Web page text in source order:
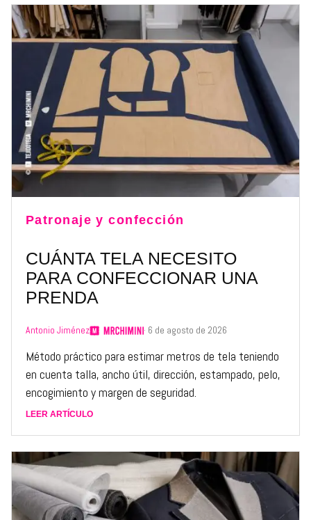
Patronaje y confección
CUÁNTA TELA NECESITO
PARA CONFECCIONAR UNA
PRENDA
Antonio Jiménez · 6 de agosto de 2026
Método práctico para estimar metros de tela teniendo
en cuenta talla, ancho útil, dirección, estampado, pelo,
encogimiento y margen de seguridad.
LEER ARTÍCULO